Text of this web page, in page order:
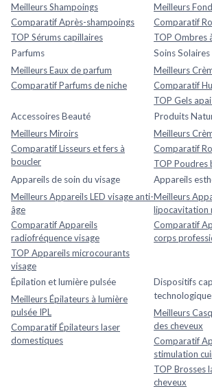
Meilleurs Shampoings
Comparatif Après-shampoings
TOP Sérums capillaires
Meilleurs
Comparatif
TOP Ombres
Parfums
Meilleurs Eaux de parfum
Comparatif Parfums de niche
Soins Solaires
Meilleurs
Comparatif
TOP Gels
Accessoires Beauté
Meilleurs Miroirs
Comparatif Lisseurs et fers à
boucler
Produits
Meilleurs
Comparatif
TOP Poudres
Appareils de soin du visage
Meilleurs Appareils LED visage anti-
âge
Comparatif Appareils
radiofréquence visage
TOP Appareils microcourants
visage
Appareils
Meilleurs
lipocavitation
Comparatif
corps
Épilation et lumière pulsée
Meilleurs Épilateurs à lumière
pulsée IPL
Comparatif Épilateurs laser
domestiques
Dispositifs
Meilleurs
des cheveux
Comparatif
stimulation
TOP Brosses
cheveux